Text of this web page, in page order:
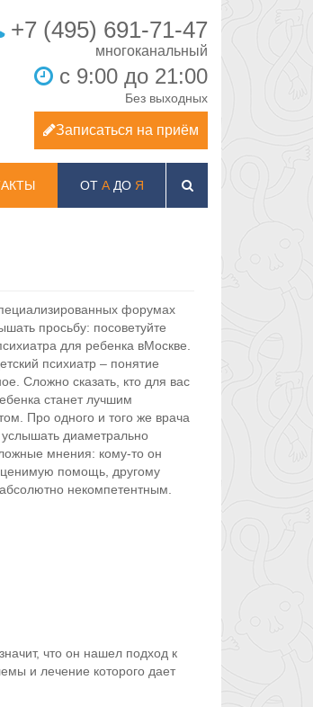
+7 (495) 691-71-47
с 9:00 до 21:00
Без выходных
Записаться на приём
ОТ АДО Я
форумах
просьбу: посоветуйте
для ребенка вМоскве.
психиатр – понятие
Сложно сказать, кто для вас
станет лучшим
Про одного и того же врача
диаметрально
мнения: кому-то он
помощь, другому
некомпетентным.
что он нашел подход к
и лечение которого дает